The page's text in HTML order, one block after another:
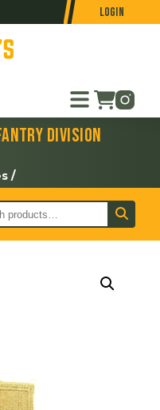
Login
Division
/